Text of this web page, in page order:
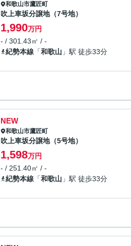
和歌山市鷹匠町
吹上車坂分譲地（7号地）
1,990万円
- / 301.43㎡ / -
紀勢本線 「和歌山 」駅 徒歩33分
NEW
和歌山市鷹匠町
吹上車坂分譲地（5号地）
1,598万円
- / 251.40㎡ / -
紀勢本線 「和歌山 」駅 徒歩33分